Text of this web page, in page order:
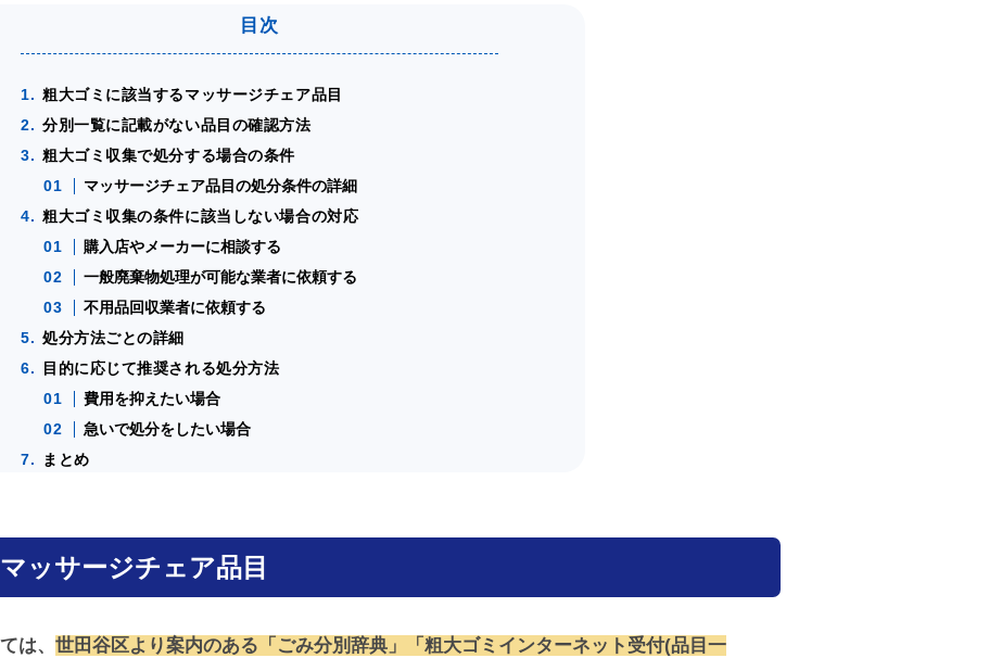
粗大ゴミに該当するマッサージチェア品目
分別一覧に記載がない品目の確認方法
粗大ゴミ収集で処分する場合の条件
マッサージチェア品目の処分条件の詳細
粗大ゴミ収集の条件に該当しない場合の対応
購入店やメーカーに相談する
一般廃棄物処理が可能な業者に依頼する
不用品回収業者に依頼する
処分方法ごとの詳細
目的に応じて推奨される処分方法
費用を抑えたい場合
急いで処分をしたい場合
まとめ
ッサージチェア品目
は、 世田谷区より案内のある「ごみ分別辞典」「粗大ゴミインターネット受付(品目一